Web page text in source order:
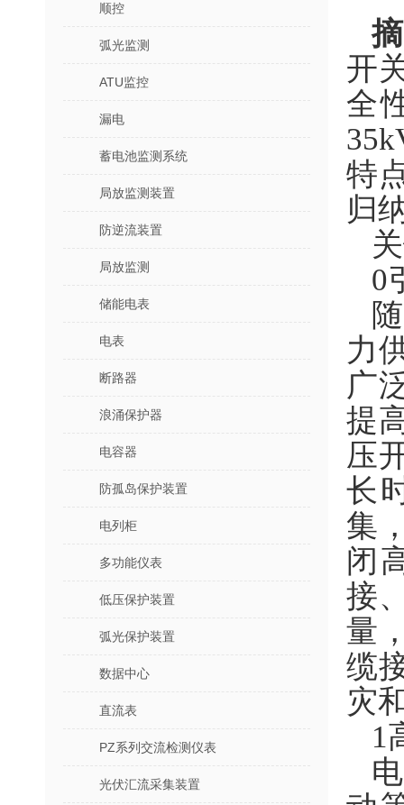
顺控
弧光监测
ATU监控
漏电
蓄电池监测系统
局放监测装置
防逆流装置
局放监测
储能电表
电表
断路器
浪涌保护器
电容器
防孤岛保护装置
电列柜
多功能仪表
低压保护装置
弧光保护装置
数据中心
直流表
PZ系列交流检测仪表
光伏汇流采集装置
开
全
特
归
0
力
广
提
压
长
集
闭
接
量
缆
灾
1